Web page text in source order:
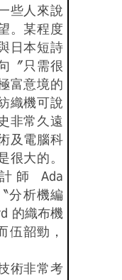
些人來說
。某程度
日本短詩
〞只需很
富意境的
織機可說
非常久遠
及電腦科
很大的。
師 Ada
分析機編
的織布機
韶勁，
術非常考